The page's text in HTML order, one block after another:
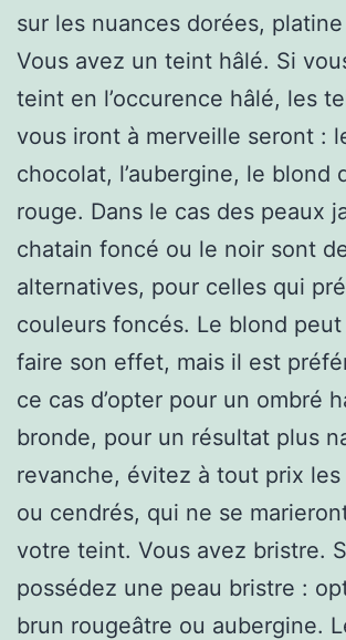
sur les nuances dorées,
Vous avez un teint hâlé. Si
teint en l’occurence hâlé, les
vous iront à merveille seront :
chocolat, l’aubergine, le blond
rouge. Dans le cas des peaux
chatain foncé ou le noir sont
alternatives, pour celles qui
couleurs foncés. Le blond
faire son effet, mais il est
ce cas d’opter pour un ombré
bronde, pour un résultat plus
revanche, évitez à tout prix
ou cendrés, qui ne se
votre teint. Vous avez bristre.
possédez une peau bristre :
brun rougeâtre ou aubergine.